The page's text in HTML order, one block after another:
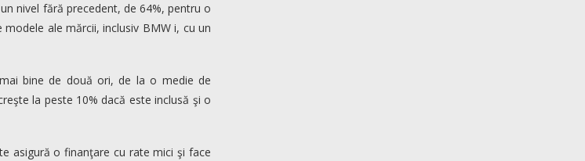
nivel fără precedent, de 64%, pentru o
ale mărcii, inclusiv BMW i, cu un
bine de două ori, de la o medie de
la peste 10% dacă este inclusă şi o
asigură o finanţare cu rate mici şi face